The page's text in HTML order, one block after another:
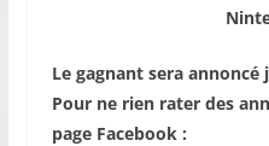
Le gagnant sera annoncé
Pour ne rien rater des
page Facebook :